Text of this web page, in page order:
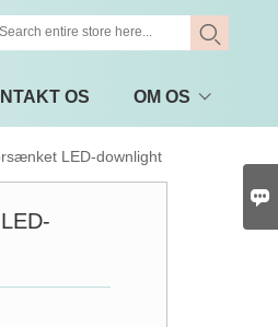
OS OM OS
LED-downlight
